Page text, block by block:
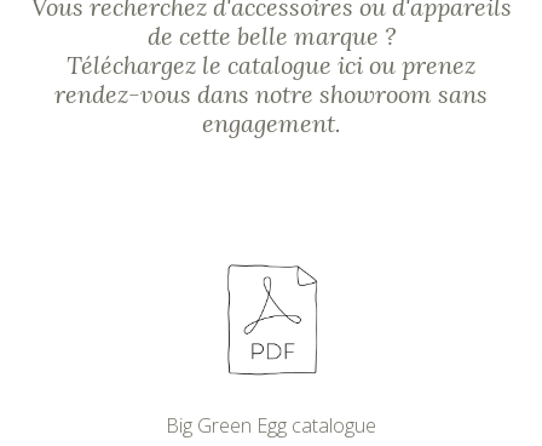
Vous recherchez d'accessoires ou d'appareils
de cette belle marque ?
Téléchargez le catalogue ici ou prenez
rendez-vous dans notre showroom sans
engagement.
Big Green Egg catalogue